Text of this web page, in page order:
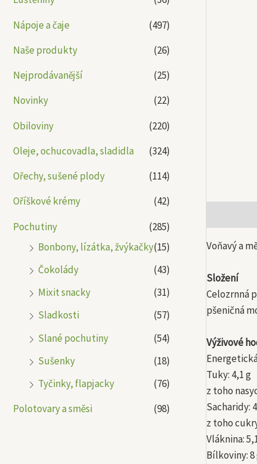
Nápoje a čaje
(497)
Naše produkty
(26)
Nejprodávanější
(25)
Novinky
(22)
Obiloviny
(220)
Oleje, ochucovadla, sladidla
(324)
Ořechy, sušené plody
(114)
Oříškové krémy
(42)
Pochutiny
(285)
Bonbony, lízátka, žvýkačky(15)
Čokolády
(43)
Mixit snacky
(31)
Sladkosti
(57)
Slané pochutiny
(54)
Sušenky
(18)
Tyčinky, flapjacky
(76)
Polotovary a směsi
(98)
Voňavý a
Složení
Celozrnná
pšeničná
Výživové
Tuky: 4,1 g
z toho
Sacharidy:
z toho
Vláknina:
Bílkoviny: 8